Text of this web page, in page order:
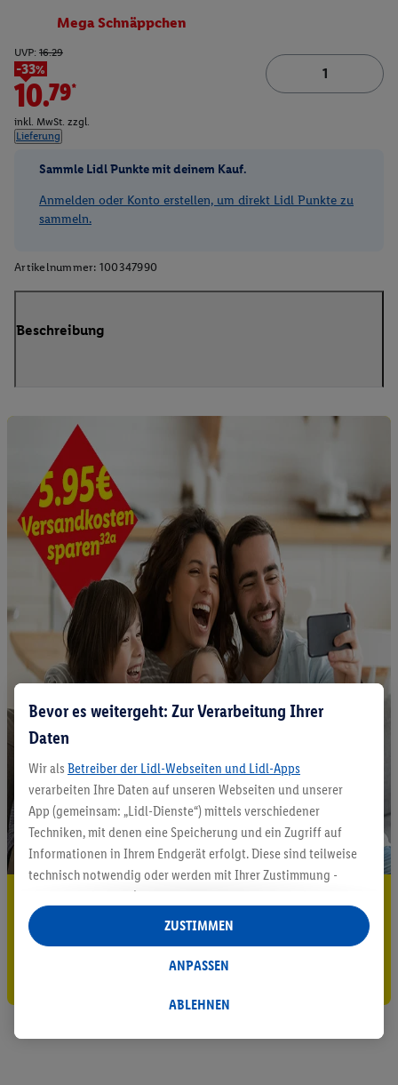
Mega Schnäppchen
UVP: 16.29
-33%
10.79*
inkl. MwSt. zzgl.
Lieferung
Sammle Lidl Punkte mit deinem Kauf.
Anmelden oder Konto erstellen, um direkt Lidl Punkte zu
sammeln.
Artikelnummer: 100347990
Beschreibung
5.95 € Versand sparen³²ᵃ
Jetzt zum Newsletter anmelden
Gutschein sichern!
Bevor es weitergeht: Zur Verarbeitung Ihrer
Daten
Wir als Betreiber der Lidl-Webseiten und Lidl-Apps
verarbeiten Ihre Daten auf unseren Webseiten und unserer
App (gemeinsam: „Lidl-Dienste“) mittels verschiedener
Techniken, mit denen eine Speicherung und ein Zugriff auf
Informationen in Ihrem Endgerät erfolgt. Diese sind teilweise
technisch notwendig oder werden mit Ihrer Zustimmung -
auch durch Partner (u.a.
Verantwortliche; im Zusammenhang mit dem IAB TCF
insgesamt
Statistik-Erstellung oder für personalisierte Werbung
Datenverarbeitungen für personalisierte Werbung werden
ABLEHNEN
ANPASSEN
ZUSTIMMEN